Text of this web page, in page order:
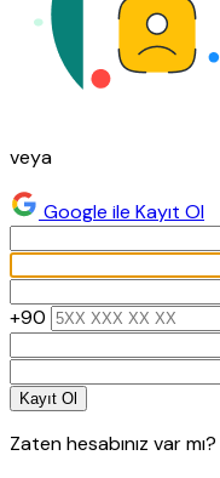
veya
Google ile Kayıt Ol
+90
Kayıt Ol
Zaten hesabınız var mı?